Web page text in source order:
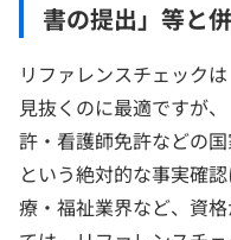
書の提出」等と
リファレンスチェック
見抜くのに最適ですが
許・看護師免許などの
という絶対的な事実確
療・福祉業界など、資